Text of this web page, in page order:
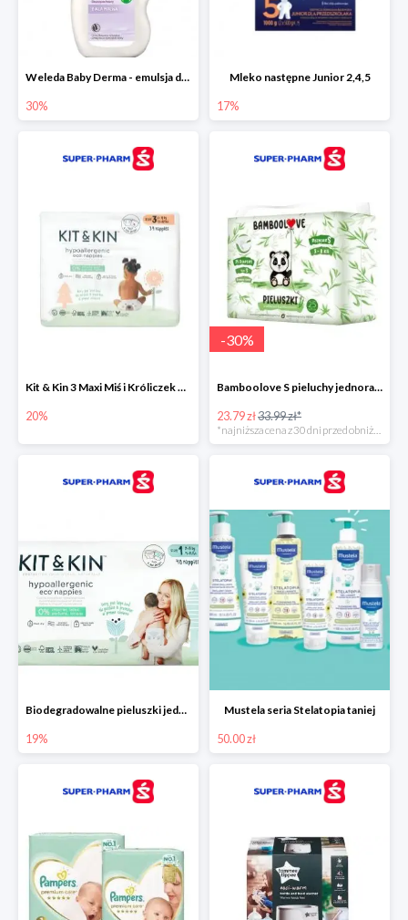
Weleda Baby Derma - emulsja do ciała dla niemowląt i dzieci
30%
Mleko następne Junior 2,4,5
17%
Kit & Kin 3 Maxi Miś i Króliczek pieluchy jednorazowe dla dzieci
20%
-30%
Bamboolove S pieluchy jednorazowe
23.79 zł33.99 zł*
Biodegradowalne pieluszki jednorazowe -19%
19%
Mustela seria Stelatopia taniej
50.00 zł